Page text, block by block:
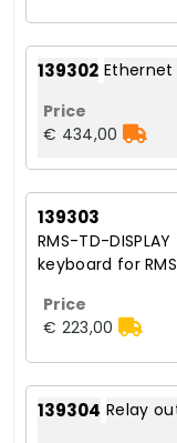
139302
€ 434,00
139303
RMS-TD-
keyboard for
€ 223,00
139304 Relay